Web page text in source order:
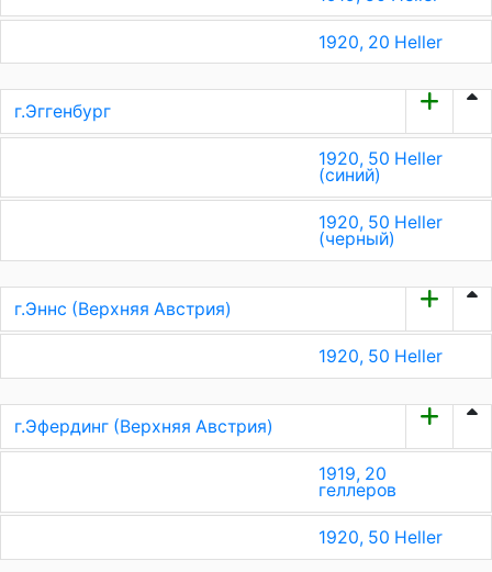
1920, 20 Heller
г.Эггенбург
1920, 50 Heller
(синий)
1920, 50 Heller
(черный)
г.Эннс (Верхняя Австрия)
1920, 50 Heller
г.Эфердинг (Верхняя Австрия)
1919, 20
геллеров
1920, 50 Heller